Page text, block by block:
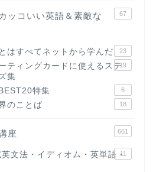
ッコいい英語＆素敵な
67
はすべてネットから学んだ 23
ティングカードに使えるステ
集
19
特集 6
のことば 18
座 661
文法・イディオム・英単語・
11